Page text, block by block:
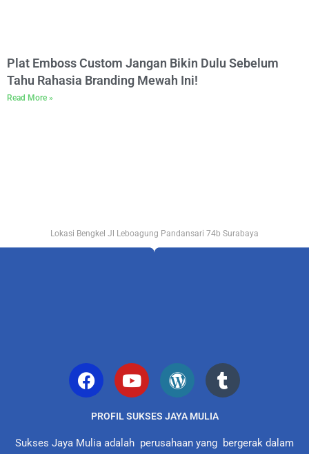
Plat Emboss Custom Jangan Bikin Dulu Sebelum
Tahu Rahasia Branding Mewah Ini!
Read More »
Lokasi Bengkel Jl Leboagung Pandansari 74b Surabaya
PROFIL SUKSES JAYA MULIA
Sukses Jaya Mulia adalah perusahaan yang bergerak dalam